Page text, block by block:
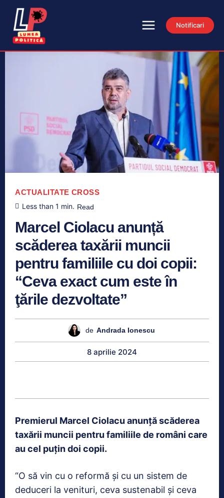
Notificari
ACTUALITATE CROSS
Less than 1 min. Read
Marcel Ciolacu anunță
scăderea taxării muncii
pentru familiile cu doi copii:
“Ceva exact cum este în
ţările dezvoltate”
de Andrada Ionescu
8 aprilie 2024
Premierul Marcel Ciolacu anunță scăderea
taxării muncii pentru familiile de români care
au cel puţin doi copii.
“O să vin cu o reformă şi cu un sistem de
deduceri la venituri, ceva sustenabil şi ceva